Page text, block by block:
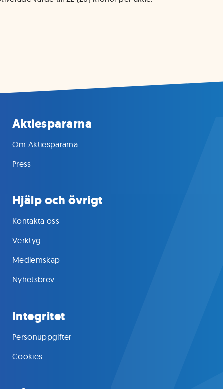
Aktiespararna
Om Aktiespararna
Press
Hjälp och övrigt
Kontakta oss
Verktyg
Medlemskap
Nyhetsbrev
Integritet
Personuppgifter
Cookies